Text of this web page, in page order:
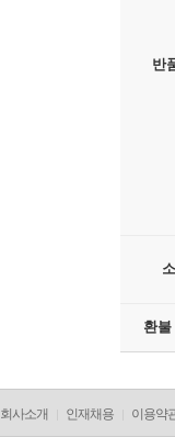
반
환
회사소개 인재채용 이용약